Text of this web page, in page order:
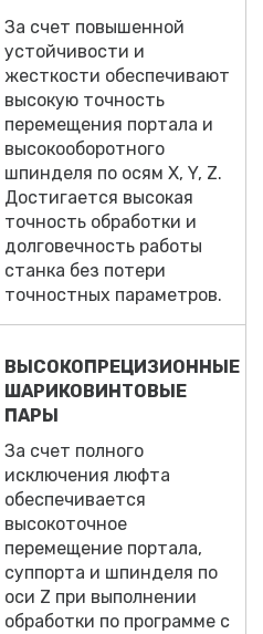
За счет повышенной
устойчивости и
жесткости обеспечивают
высокую точность
перемещения портала и
высокооборотного
шпинделя по осям Х, Y, Z.
Достигается высокая
точность обработки и
долговечность работы
станка без потери
точностных параметров.
ВЫСОКОПРЕЦИЗИОННЫЕ
ШАРИКОВИНТОВЫЕ
ПАРЫ
За счет полного
исключения люфта
обеспечивается
высокоточное
перемещение портала,
суппорта и шпинделя по
оси Z при выполнении
обработки по программе с